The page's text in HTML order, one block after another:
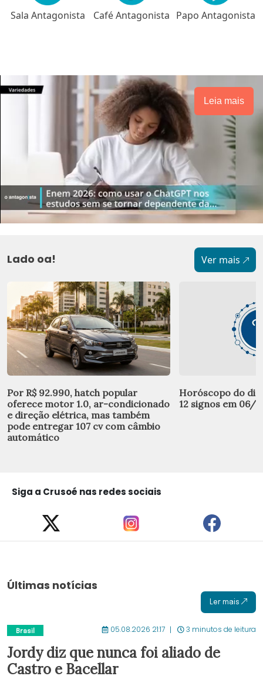
Sala Antagonista Café Antagonista Papo Antagonista
Leia mais
Lado oa! Ver mais
Por R$ 92.990, hatch popular
oferece motor 1.0, ar-condicionado
e direção elétrica, mas também
pode entregar 107 cv com câmbio
automático
Horóscopo do
12 signos em 06/
Siga a Crusoé nas redes sociais
Últimas notícias
Ler mais
Brasil 05.08.2026 21:17 3 minutos de leitura
Jordy diz que nunca foi aliado de
Castro e Bacellar